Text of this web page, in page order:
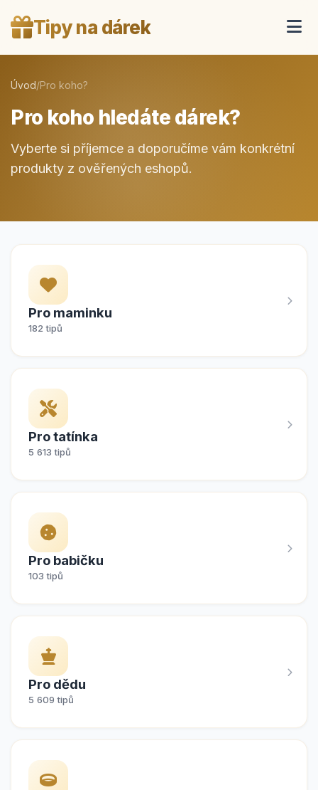
Tipy na dárek
Úvod/Pro koho?
Pro koho hledáte dárek?
Vyberte si příjemce a doporučíme vám konkrétní
produkty z ověřených eshopů.
Pro maminku
182 tipů
Pro tatínka
5 613 tipů
Pro babičku
103 tipů
Pro dědu
5 609 tipů